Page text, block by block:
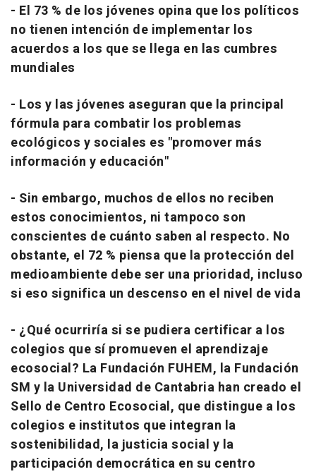
- El 73 % de los jóvenes opina que los políticos
no tienen intención de implementar los
acuerdos a los que se llega en las cumbres
mundiales
- Los y las jóvenes aseguran que la principal
fórmula para combatir los problemas
ecológicos y sociales es "promover más
información y educación"
- Sin embargo, muchos de ellos no reciben
estos conocimientos, ni tampoco son
conscientes de cuánto saben al respecto. No
obstante, el 72 % piensa que la protección del
medioambiente debe ser una prioridad, incluso
si eso significa un descenso en el nivel de vida
- ¿Qué ocurriría si se pudiera certificar a los
colegios que sí promueven el aprendizaje
ecosocial? La Fundación FUHEM, la Fundación
SM y la Universidad de Cantabria han creado el
Sello de Centro Ecosocial, que distingue a los
colegios e institutos que integran la
sostenibilidad, la justicia social y la
participación democrática en su centro